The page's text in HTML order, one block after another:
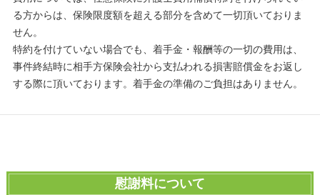
る方からは、保険限度額を超える部分を含めて一切頂いておりま
せん。
特約を付けていない場合でも、着手金・報酬等の一切の費用は、
事件終結時に相手方保険会社から支払われる損害賠償金をお返し
する際に頂いております。着手金の準備のご負担はありません。
慰謝料について